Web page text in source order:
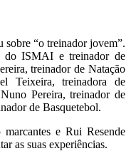
sobre “o treinador jovem”.
do ISMAI e treinador de
treinador de Natação
Teixeira, treinadora de
Pereira, treinador de
de Basquetebol.
e Rui Resende
as suas experiências.